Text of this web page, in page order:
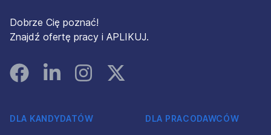
Dobrze Cię poznać!
Znajdź ofertę pracy i APLIKUJ.
FacebookLinked InInstagramInstagram
DLA KANDYDATÓW DLA PRACODAWCÓW